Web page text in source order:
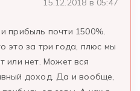
15.12.2018 в 05:47
прибыль почти 1500%.
это за три года, плюс мы
или нет. Может вся
доход. Да и вообще,